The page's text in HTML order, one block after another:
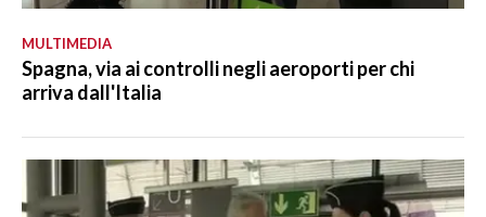
MULTIMEDIA
Spagna, via ai controlli negli aeroporti per chi
arriva dall'Italia